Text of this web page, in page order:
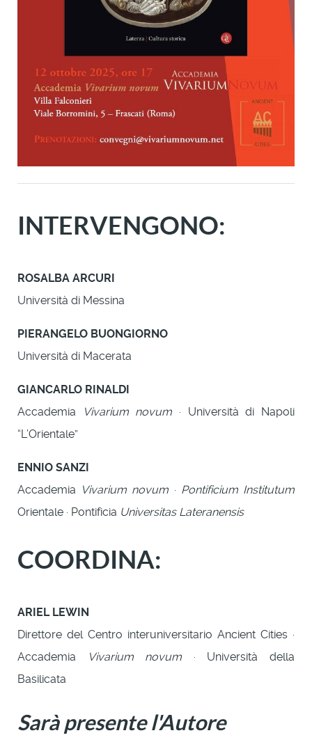
INTERVENGONO:
ROSALBA ARCURI
Università di Messina
PIERANGELO BUONGIORNO
Università di Macerata
GIANCARLO RINALDI
Accademia
Vivarium novum · Università di Napoli
“L’Orientale”
ENNIO SANZI
Accademia Vivarium novum · Pontificium Institutum
Orientale · Pontificia Universitas Lateranensis
COORDINA:
ARIEL LEWIN
Direttore del Centro interuniversitario Ancient Cities ·
Accademia
Vivarium novum · Università della
Basilicata
Sarà presente l'Autore